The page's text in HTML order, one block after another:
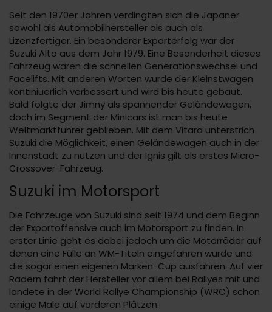
Seit den 1970er Jahren verdingten sich die Japaner
sowohl als Automobilhersteller als auch als
Lizenzfertiger. Ein besonderer Exporterfolg war der
Suzuki Alto aus dem Jahr 1979. Eine Besonderheit dieses
Fahrzeug waren die schnellen Generationswechsel und
Facelifts. Mit anderen Worten wurde der Kleinstwagen
kontiniuerlich verbessert und wird bis heute gebaut.
Bald folgte der Jimny als spannender Geländewagen,
doch im Segment der Minicars ist man bis heute
Weltmarktführer geblieben. Mit dem Vitara unterstrich
Suzuki die Möglichkeit, einen Geländewagen auch in der
Innenstadt zu nutzen und der Ignis gilt als erstes Micro-
Crossover-Fahrzeug.
Suzuki im Motorsport
Die Fahrzeuge von Suzuki sind seit 1974 und dem Beginn
der Exportoffensive auch im Motorsport zu finden. In
erster Linie geht es dabei jedoch um die Motorräder auf
denen eine Fülle an WM-Titeln eingefahren wurde und
die sogar einen eigenen Marken-Cup ausfahren. Auf vier
Rädern fährt der Hersteller vor allem bei Rallyes mit und
landete in der World Rallye Championship (WRC) schon
einige Male auf vorderen Plätzen.